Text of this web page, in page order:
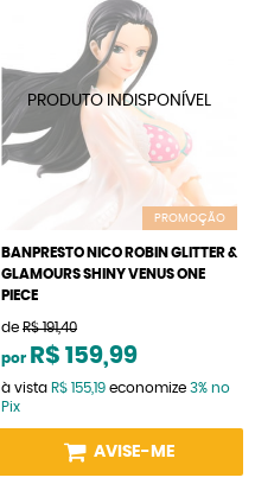
PROMOÇÃO
BANPRESTO NICO ROBIN GLITTER &
GLAMOURS SHINY VENUS ONE
PIECE
de R$ 191,40
por R$ 159,99
à vista R$ 155,19 economize 3% no
Pix
AVISE-ME